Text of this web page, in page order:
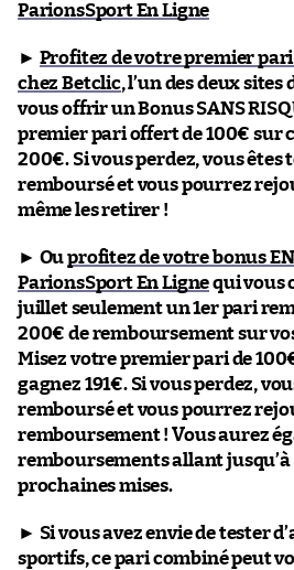
ParionsSport En Ligne
► Profitez de votre premier
chez Betclic, l’un des deux
vous offrir un Bonus SANS
premier pari offert de 100€ sur
200€. Si vous perdez, vous
remboursé et vous pourrez
même les retirer !
► Ouprofitez de votre bonus
ParionsSport En Lignequi vous
juillet seulement un 1er pari
200€ de remboursement sur
Misez votre premier pari de
gagnez 191€. Si vous perdez,
remboursé et vous pourrez
remboursement ! Vous aurez
remboursements allant
prochaines mises.
► Si vous avez envie de tester
sportifs, ce pari combiné peut